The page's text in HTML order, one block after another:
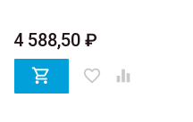
4 588,50 ₽
 favorite_border 